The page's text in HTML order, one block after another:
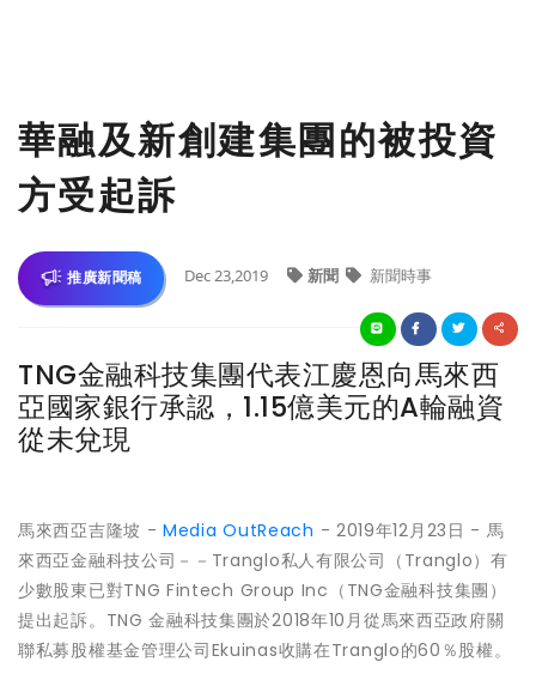
華融及新創建集團的被投資
方受起訴
推廣新聞稿 Dec 23,2019 新聞 新聞時事
TNG金融科技集團代表江慶恩向馬來西
亞國家銀行承認，1.15億美元的A輪融資
從未兌現
馬來西亞吉隆坡 - Media OutReach - 2019年12月23日 - 馬
來西亞金融科技公司－－Tranglo私人有限公司（Tranglo）有
少數股東已對TNG Fintech Group Inc（TNG金融科技集團）
提出起訴。TNG 金融科技集團於2018年10月從馬來西亞政府關
聯私募股權基金管理公司Ekuinas收購在Tranglo的60％股權。